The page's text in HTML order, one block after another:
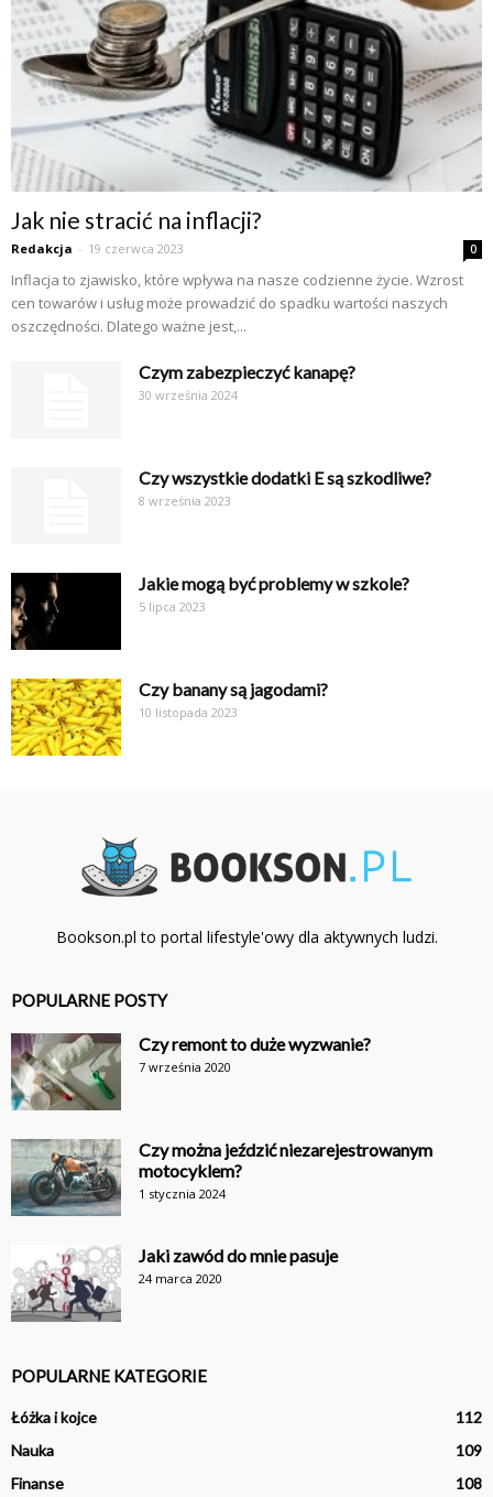
Jak nie stracić na inflacji?
Redakcja - 19 czerwca 2023 0
Inflacja to zjawisko, które wpływa na nasze codzienne życie. Wzrost
cen towarów i usług może prowadzić do spadku wartości naszych
oszczędności. Dlatego ważne jest,...
Czym zabezpieczyć kanapę?
30 września 2024
Czy wszystkie dodatki E są szkodliwe?
8 września 2023
Jakie mogą być problemy w szkole?
5 lipca 2023
Czy banany są jagodami?
10 listopada 2023
Bookson.pl to portal lifestyle'owy dla aktywnych ludzi.
POPULARNE POSTY
Czy remont to duże wyzwanie?
7 września 2020
Czy można jeździć niezarejestrowanym
motocyklem?
1 stycznia 2024
Jaki zawód do mnie pasuje
24 marca 2020
POPULARNE KATEGORIE
Łóżka i kojce
112
Nauka
109
Finanse
108